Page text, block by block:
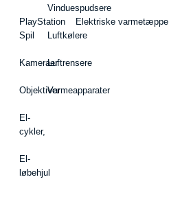
PlayStation
Spil
Kameraer
Objektiver
El-
cykler,
El-
løbehjul
Vinduespudsere
Luftkølere
Luftrensere
Varmeapparater
Elektriske varmetæppe